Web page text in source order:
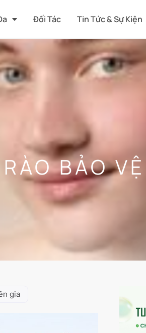
Đối Tác Tin Tức & Sự Kiện
BẢO
gia